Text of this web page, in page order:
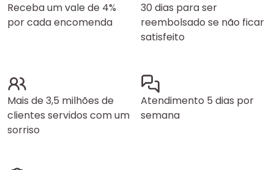
Receba um vale de 4%
por cada encomenda
30 dias para ser
reembolsado se não ficar
satisfeito
Mais de 3,5 milhões de
clientes servidos com um
sorriso
Atendimento 5 dias por
semana